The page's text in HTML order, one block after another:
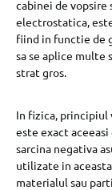
cabinei de vopsire
electrostatica,
fiind in functie de
sa se aplice multe
strat gros.
In fizica,
este exact
sarcina negativa
utilizate in
materialul sau